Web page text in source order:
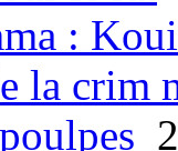
:
la crim